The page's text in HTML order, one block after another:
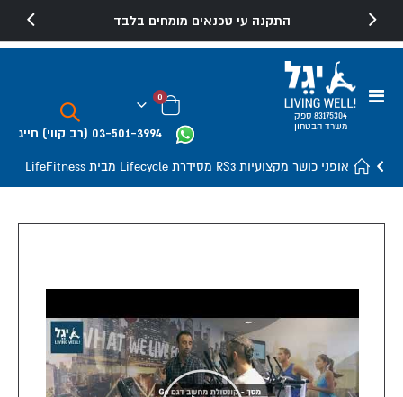
התקנה עי טכנאים מומחים בלבד
Toggle
83175304 ספק
משרד הבטחון
03-501-3994 (רב קווי) חייג
Cart
0פריטים
אופני כושר מקצועיות RS3 מסידרת Lifecycle מבית LifeFitness